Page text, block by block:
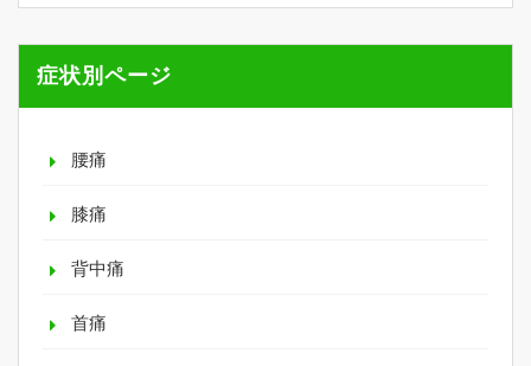
症状別ページ
腰痛
膝痛
背中痛
首痛